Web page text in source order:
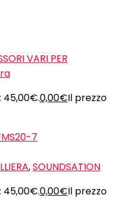
VARI PER
45,00€.0,00€Il prezzo
,SOUNDSATION
45,00€.0,00€Il prezzo